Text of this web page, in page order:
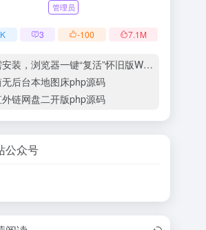
管理员
K 3 -100 7.1M
装，浏览器一键“复活”怀旧版Windows
后台本地图床php源码
链网盘二开版php源码
公众号